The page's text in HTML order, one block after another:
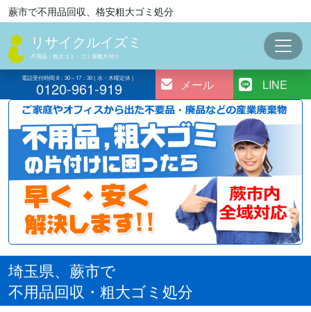
コ
ン
ン
ツ
ス
蕨市で不用品回収、格安粗大ゴミ処分
リサイクルイズミ
不用品・粗大ゴミ・ゴミ屋敷片付け
電話受付時間 8：30～17：30 ( 水・木曜定休 )
0120-961-919 メール LINE
埼玉県、蕨市で
不用品回収・粗大ゴミ処分